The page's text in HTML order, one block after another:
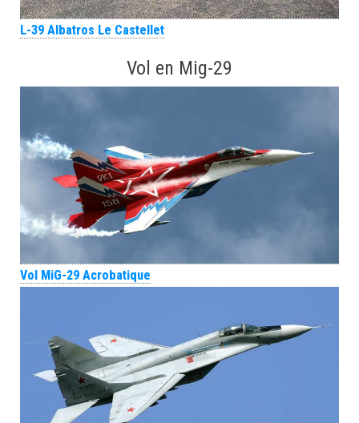
L-39 Albatros Le Castellet
Vol en Mig-29
Vol MiG-29 Acrobatique